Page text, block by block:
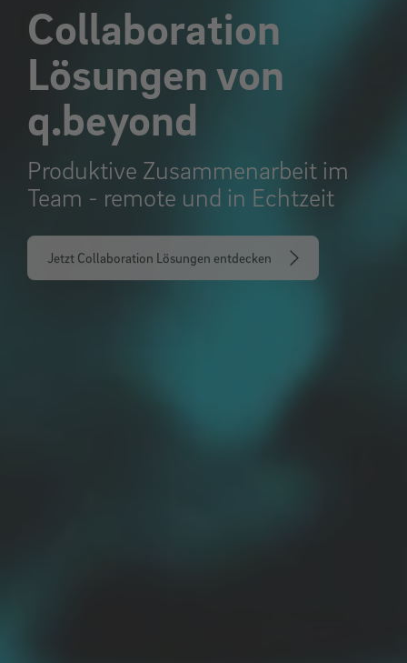
Collaboration
Lösungen von
q.beyond
Produktive Zusammenarbeit im
Team - remote und in Echtzeit
Jetzt Collaboration Lösungen entdecken